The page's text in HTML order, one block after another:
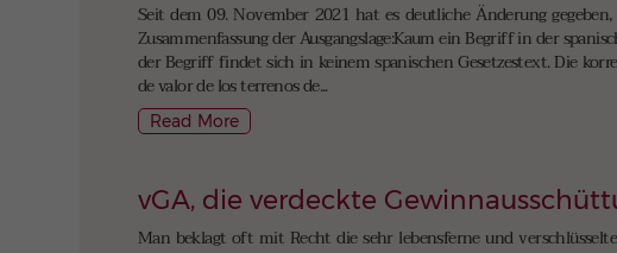
Seit dem 09. November 2021 hat es deutliche Änderung
Zusammenfassung der Ausgangslage:Kaum ein Begriff in der
der Begriff findet sich in keinem spanischen Gesetzestext. Die
de valor de los terrenos de...
Read More
vGA, die verdeckte
Man beklagt oft mit Recht die sehr lebensferne und